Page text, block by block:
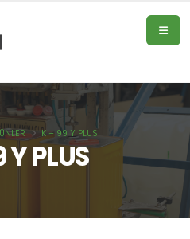
Y PLUS
K – 99 Y PLUS